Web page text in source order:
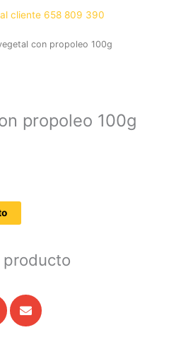
cliente 658 809 390
con propoleo 100g
propoleo 100g
producto